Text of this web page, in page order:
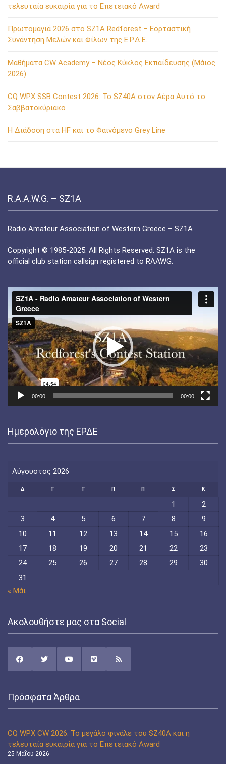
τελευταία ευκαιρία για το Επετειακό Award
Πρωτομαγιά 2026 στο SZ1A Redforest – Εορταστική
Συνάντηση Μελών και Φίλων της Ε.Ρ.Δ.Ε.
Μαθήματα CW Academy – Νέος Κύκλος Εκπαίδευσης (Μάιος
2026)
CQ WPX SSB Contest 2026: Το SZ40A στον Αέρα Αυτό το
Σαββατοκύριακο
Η Διάδοση στα HF και το Φαινόμενο Grey Line
R.A.A.W.G. – SZ1A
Radio Amateur Association of Western Greece – SZ1A
Copyright © 1985-2025. All Rights Reserved. SZ1A is the
official club station callsign registered to RAAWG.
Πρόγραμμα
Αναπαραγωγής
Βίντεο
00:00 00:00
Ημερολόγιο της ΕΡΔΕ
Αύγουστος 2026
Δ Τ Τ Π Π Σ Κ
1
2
3
4 5 6 7 8
9
10
11 12 13 14 15
16
17
18 19 20 21 22
23
24
25 26 27 28 29
30
31
« Μάι
Ακολουθήστε μας στα Social
Πρόσφατα Άρθρα
CQ WPX CW 2026: Το μεγάλο φινάλε του SZ40A και η
τελευταία ευκαιρία για το Επετειακό Award
25 Μαΐου 2026